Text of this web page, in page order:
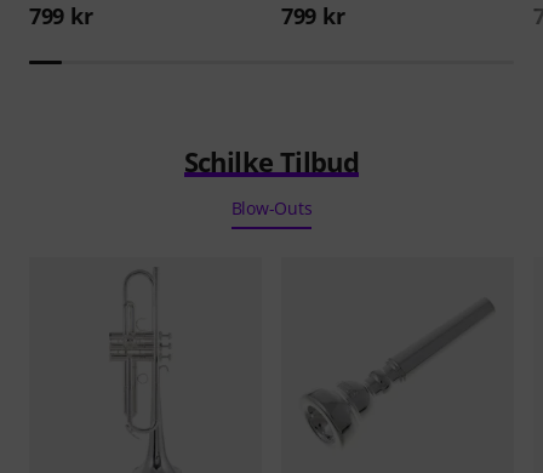
799 kr 799 kr
Schilke Tilbud
Blow-Outs